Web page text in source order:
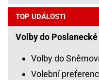
TOP UDÁLOSTI
Volby do
Volby do
Volební